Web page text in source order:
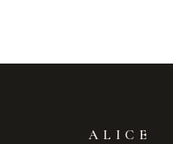
ALICE